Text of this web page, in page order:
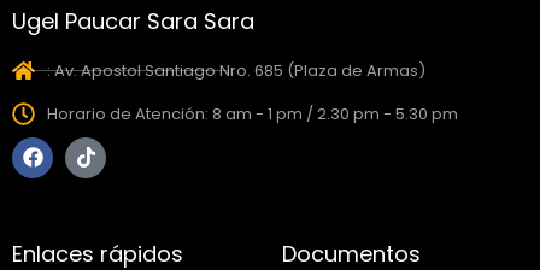
Ugel Paucar Sara Sara
: Av. Apostol Santiago Nro. 685 (Plaza de Armas)
Horario de Atención: 8 am - 1 pm / 2.30 pm - 5.30 pm
Enlaces rápidos Documentos